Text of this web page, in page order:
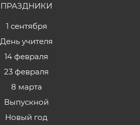
ПРАЗДНИКИ
1 сентября
День учителя
14 февраля
23 февраля
8 марта
Выпускной
Новый год